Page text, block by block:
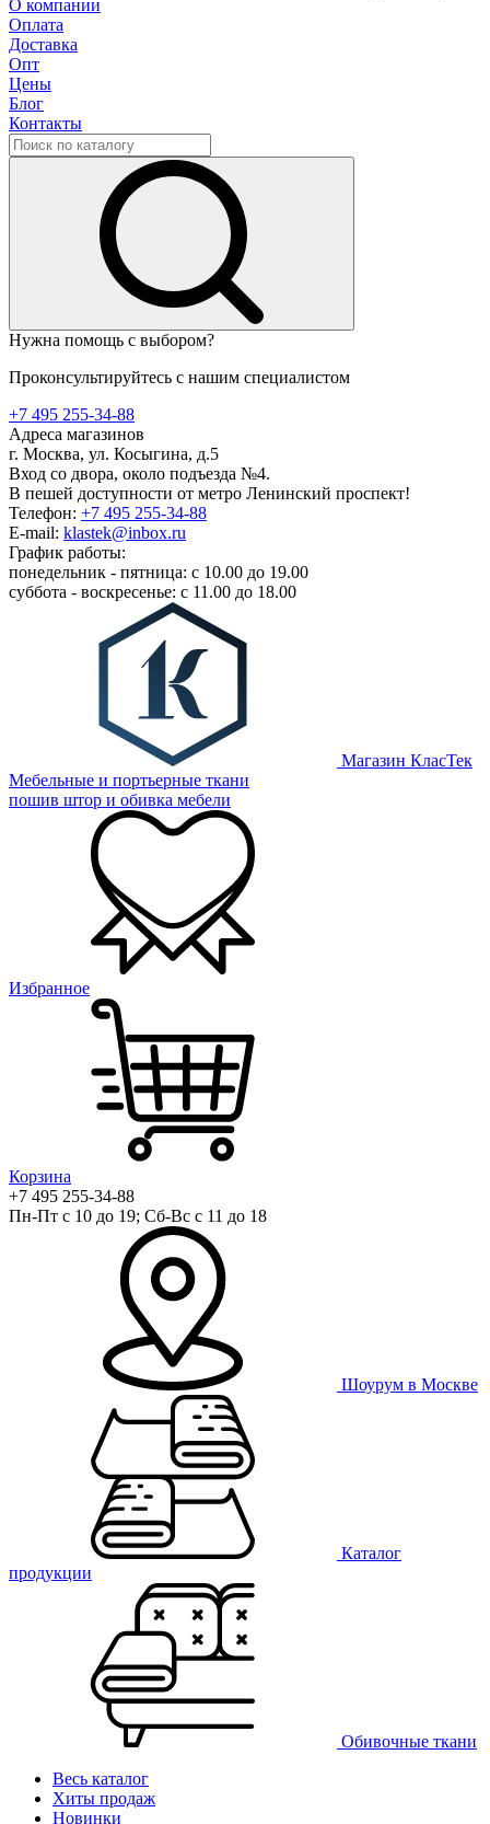
О компании
Оплата
Доставка
Опт
Цены
Блог
Контакты
Нужна помощь с выбором?
Проконсультируйтесь с нашим специалистом
+7 495 255-34-88
Адреса магазинов
г. Москва, ул. Косыгина, д.5
Вход со двора, около подъезда №4.
В пешей доступности от метро Ленинский проспект!
Телефон: +7 495 255-34-88
E-mail: klastek@inbox.ru
График работы:
понедельник - пятница: с 10.00 до 19.00
суббота - воскресенье: с 11.00 до 18.00
Магазин КласТек
Мебельные и портьерные ткани
пошив штор и обивка мебели
Избранное
Корзина
+7 495 255-34-88
Пн-Пт с 10 до 19; Сб-Вс с 11 до 18
Шоурум в Москве
Каталог
продукции
Обивочные ткани
Весь каталог
Хиты продаж
Новинки